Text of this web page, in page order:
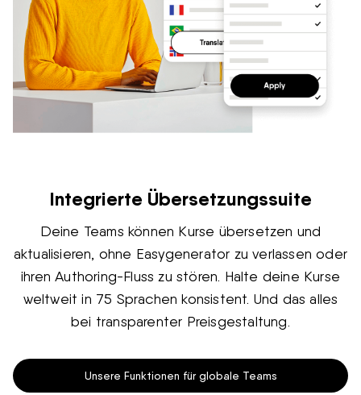
Integrierte Übersetzungssuite
Deine Teams können Kurse übersetzen und
aktualisieren, ohne Easygenerator zu verlassen oder
ihren Authoring-Fluss zu stören. Halte deine Kurse
weltweit in 75 Sprachen konsistent. Und das alles
bei transparenter Preisgestaltung.
Unsere Funktionen für globale Teams